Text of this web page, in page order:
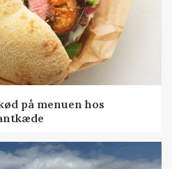
på menuen hos